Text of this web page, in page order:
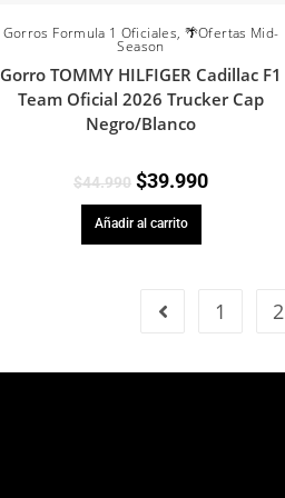
Gorros Formula 1 Oficiales, 🌴Ofertas Mid-
Season
Gorro TOMMY HILFIGER Cadillac F1
Team Oficial 2026 Trucker Cap
Negro/Blanco
$44.990 $39.990
Añadir al carrito
1 2